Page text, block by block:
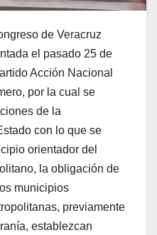
de Veracruz
el pasado 25 de
Acción Nacional
por la cual se
de la
con lo que se
orientador del
la obligación de
municipios
previamente
establezcan